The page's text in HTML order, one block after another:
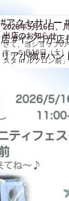
2026年5月16日、
出店のお知らせ
さて、当ショップ
す。５月16日（土
スタ in ルフロン前
口 からすぐの駅前
#アクセサリー
店 #インコが店
リア小物 #ハン